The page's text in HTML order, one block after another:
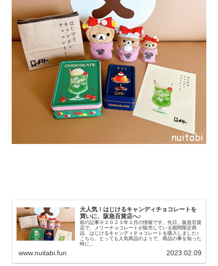
大人気！はじけるキャンディチョコレートを
買いに、阪急百貨店へ♪
前の記事※２０２３年２月の情報です。先日、阪急百貨
店で、メリーチョコレートが販売している期間限定商
品、はじけるキャンディチョコレートを購入しました♪
こちら、とっても人気商品のようで、商品の事を知った
時に...
www.nuitabi.fun 2023.02.09